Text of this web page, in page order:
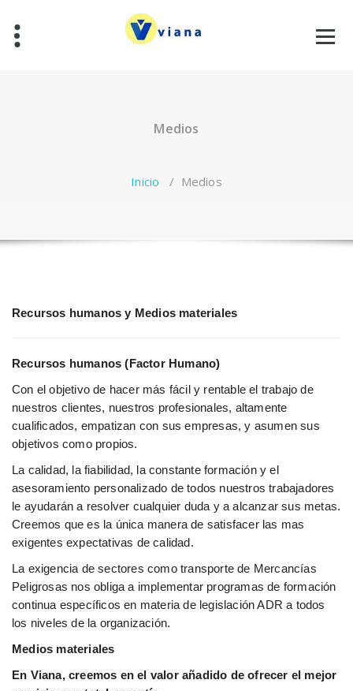
contenido
Medios
Inicio / Medios
Recursos humanos y Medios materiales
Recursos humanos (Factor Humano)
Con el objetivo de hacer más fácil y rentable el trabajo de
nuestros clientes, nuestros profesionales, altamente
cualificados, empatizan con sus empresas, y asumen sus
objetivos como propios.
La calidad, la fiabilidad, la constante formación y el
asesoramiento personalizado de todos nuestros trabajadores
le ayudarán a resolver cualquier duda y a alcanzar sus metas.
Creemos que es la única manera de satisfacer las mas
exigentes expectativas de calidad.
La exigencia de sectores como transporte de Mercancías
Peligrosas nos obliga a implementar programas de formación
continua específicos en materia de legislación ADR a todos
los niveles de la organización.
Medios materiales
En Viana, creemos en el valor añadido de ofrecer el mejor